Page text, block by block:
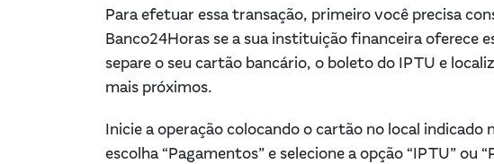
Para efetuar essa transação, primeiro você precisa
Banco24Horas se a sua instituição financeira oferece
separe o seu cartão bancário, o boleto do IPTU e
mais próximos.
Inicie a operação colocando o cartão no local indicado
escolha “Pagamentos” e selecione a opção “IPTU” ou